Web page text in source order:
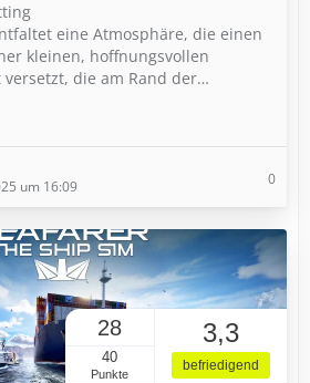
eine Atmosphäre, die einen
kleinen, hoffnungsvollen
die am Rand der…
um 16:09
0
28
40
Punkte
3,3
befriedigend